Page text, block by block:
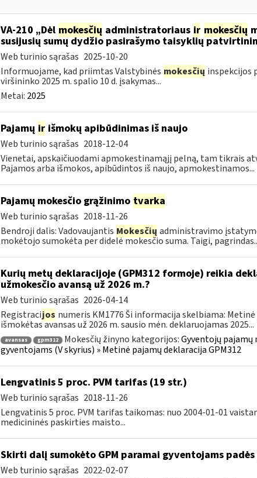
VA-210 „Dėl mokesčių administratoriaus ir mokesčių
susijusių sumų dydžio pasirašymo taisyklių
Web turinio sąrašas 2025-10-20
Informuojame, kad priimtas Valstybinės mokesčių inspekcijos
viršininko 2025 m. spalio 10 d. įsakymas...
Metai: 2025
Pajamų irišmokų apibūdinimas iš naujo
Web turinio sąrašas 2018-12-04
Vienetai, apskaičiuodami apmokestinamąjį pelną, tam tikrais
Pajamos arba išmokos, apibūdintos iš naujo, apmokestinamos...
Pajamų mokesčio grąžinimo tvarka
Web turinio sąrašas 2018-11-26
Bendroji dalis: Vadovaujantis Mokesčių administravimo
mokėtojo sumokėta per didelė mokesčio suma. Taigi,
Kurių metų deklaracijoje (GPM312 formoje) reikia
užmokesčio avansą už 2026 m.?
Web turinio sąrašas 2026-04-14
Registracijos numeris KM1776 Ši informacija skelbiama:
išmokėtas avansas už 2026 m. sausio mėn. deklaruojamas 2025...
avansas gpm312 Mokesčių žinyno kategorijos:Gyventojų pajamų
gyventojams (V skyrius) » Metinė pajamų deklaracija GPM312
Lengvatinis 5 proc. PVM tarifas (19 str.)
Web turinio sąrašas 2018-11-26
Lengvatinis 5 proc. PVM tarifas taikomas: nuo 2004-01-01
medicininės paskirties maisto...
Skirti dalį sumokėto GPM paramai gyventojams
Web turinio sąrašas 2022-02-07